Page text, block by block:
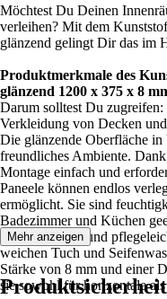
Möchtest Du Deinen
verleihen? Mit dem
glänzend gelingt Dir das im
Produktmerkmale des
glänzend 1200 x 375 x 8
Darum solltest Du
Verkleidung von Decken
Die glänzende Oberfläche
freundliches Ambiente.
Montage einfach und
Paneele können endlos
ermöglicht. Sie sind
Badezimmer und Küchen
strapazierfähig und
weichen Tuch und
Stärke von 8 mm und einer
sie sowohl für horizontale
Mehr anzeigen
Produktsicherheit